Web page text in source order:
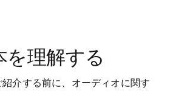
を理解する
介する前に、オーディオに関す